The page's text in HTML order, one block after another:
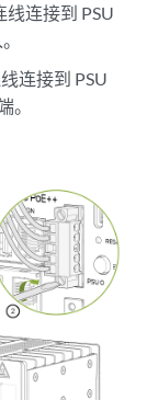
线连接到 PSU
连接到 PSU
。